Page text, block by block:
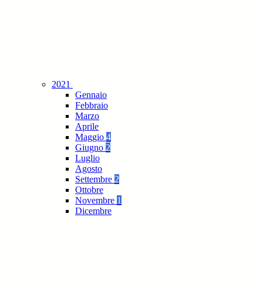
2021
Gennaio
Febbraio
Marzo
Aprile
Maggio 4
Giugno 2
Luglio
Agosto
Settembre 2
Ottobre
Novembre 1
Dicembre